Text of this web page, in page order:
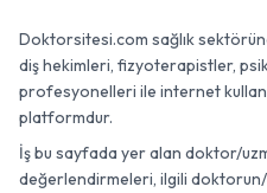
Doktorsitesi.com sağlık
diş hekimleri, fizyoterapistler,
profesyonelleri ile internet
platformdur.
İş bu sayfada yer alan doktor/
değerlendirmeleri, ilgili doktorun/